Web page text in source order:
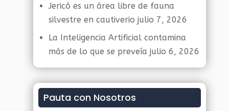
Jericó es un área libre de fauna
silvestre en cautiverio julio 7, 2026
La Inteligencia Artificial contamina
más de lo que se preveía julio 6, 2026
Pauta con Nosotros